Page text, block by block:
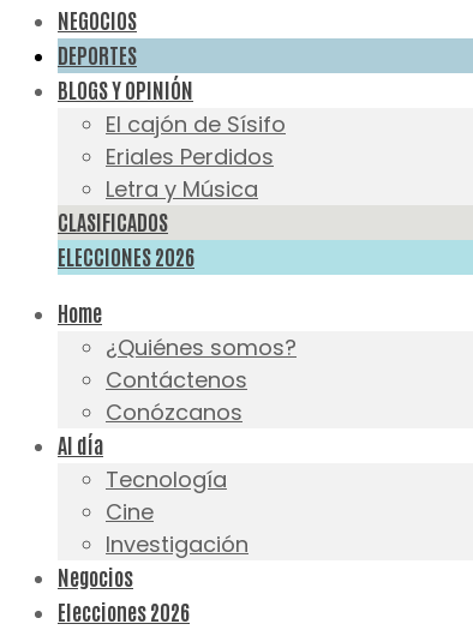
NEGOCIOS
DEPORTES
BLOGS Y OPINIÓN
El cajón de Sísifo
Eriales Perdidos
Letra y Música
CLASIFICADOS
ELECCIONES 2026
Home
¿Quiénes somos?
Contáctenos
Conózcanos
Al día
Tecnología
Cine
Investigación
Negocios
Elecciones 2026